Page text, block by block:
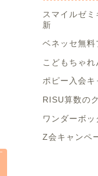
スマイルゼ
新
ベネッセ無料
こどもちゃ
ポピー入会キ
RISU算数の
ワンダーボ
Z会キャンペ